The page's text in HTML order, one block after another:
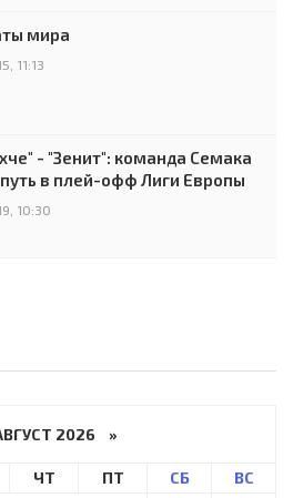
мира
11:13
- "Зенит": команда Семака
в плей-офф Лиги Европы
10:30
2026 »
ЧТ ПТ СБ
ВС